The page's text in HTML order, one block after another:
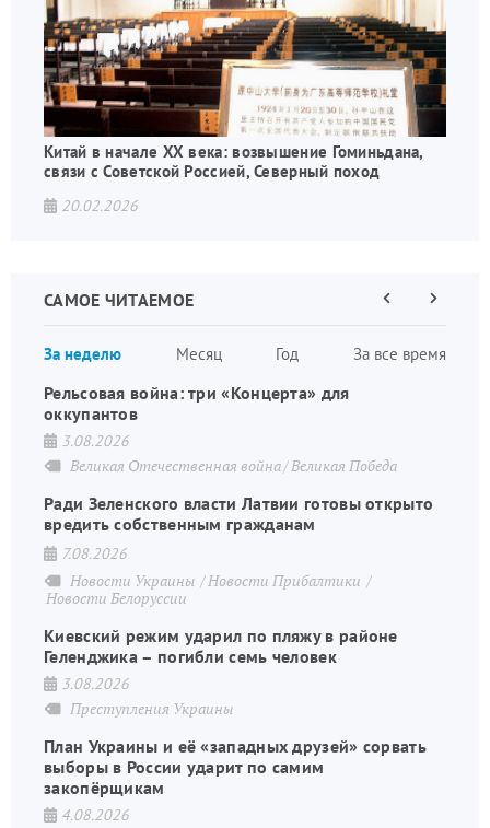
Китай в начале XX века: возвышение Гоминьдана,
связи с Советской Россией, Северный поход
20.02.2026
САМОЕ ЧИТАЕМОЕ
За неделю Месяц Год За все время
страниц
ПредыдущаяСледующая
Рельсовая война: три «Концерта» для
оккупантов
3.08.2026
Великая Отечественная война Великая Победа
Ради Зеленского власти Латвии готовы открыто
вредить собственным гражданам
7.08.2026
Новости Украины
Новости Прибалтики
Новости Белоруссии
Киевский режим ударил по пляжу в районе
Геленджика – погибли семь человек
3.08.2026
Преступления Украины
План Украины и её «западных друзей» сорвать
выборы в России ударит по самим
закопёрщикам
4.08.2026